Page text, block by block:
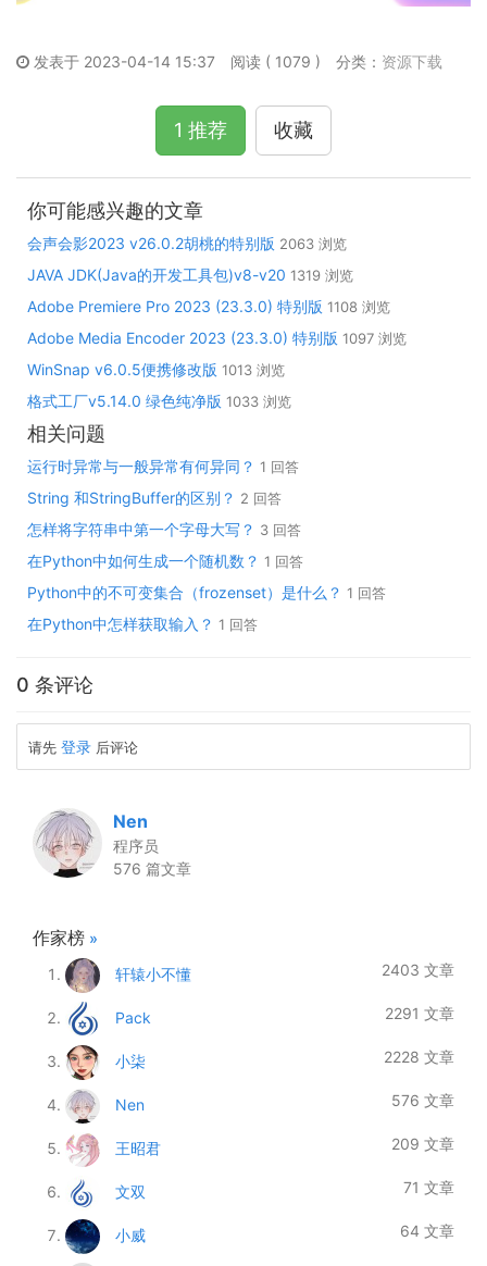
发表于 2023-04-14 15:37 阅读 ( 1079 ) 分类： 资源下载
1 推荐 收藏
你可能感兴趣的文章
会声会影2023 v26.0.2胡桃的特别版 2063 浏览
JAVA JDK(Java的开发工具包)v8-v20 1319 浏览
Adobe Premiere Pro 2023 (23.3.0) 特别版 1108 浏览
Adobe Media Encoder 2023 (23.3.0) 特别版 1097 浏览
WinSnap v6.0.5便携修改版 1013 浏览
格式工厂v5.14.0 绿色纯净版 1033 浏览
相关问题
运行时异常与一般异常有何异同？ 1 回答
String 和StringBuffer的区别？ 2 回答
怎样将字符串中第一个字母大写？ 3 回答
在Python中如何生成一个随机数？ 1 回答
Python中的不可变集合（frozenset）是什么？ 1 回答
在Python中怎样获取输入？ 1 回答
0 条评论
请先 登录 后评论
Nen
程序员
576 篇文章
作家榜 »
轩辕小不懂
2403 文章
Pack 2291 文章
小柒 2228 文章
Nen 576 文章
王昭君 209 文章
文双 71 文章
小威 64 文章